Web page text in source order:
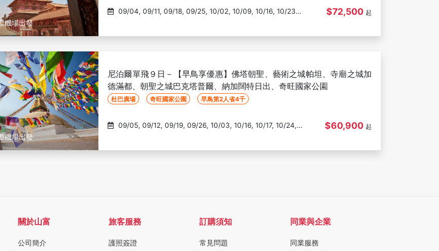
機場出發
$72,500 起
機場出發
尼泊爾單飛９日－【早鳥享優惠】佛塔朝聖、藝術之城帕坦、寺廟之城加
德滿都、朝聖之城巴克塔普爾、納加闊特日出、奇旺國家公園
杜巴廣場 奇旺國家公園 早鳥第2人省4千
$60,900 起
關於山富
公司簡介
旅客服務
護照簽證
訂購須知
常見問題
同業與企業
同業服務